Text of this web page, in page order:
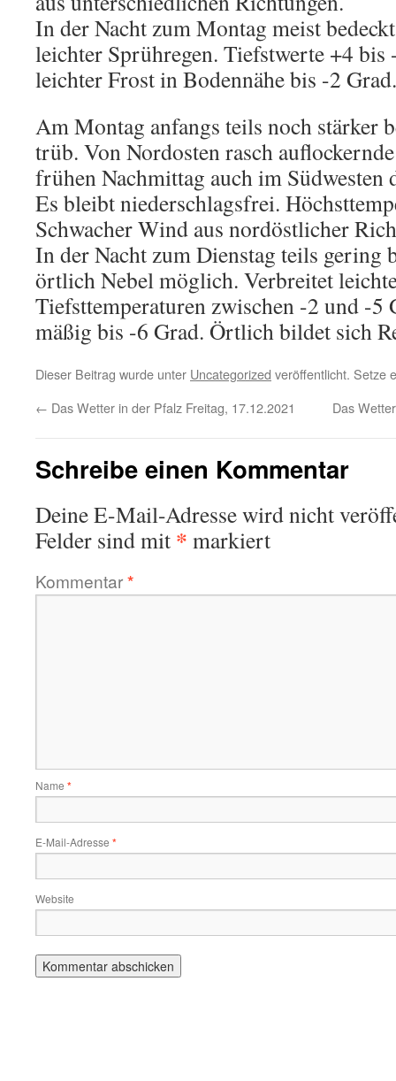
In der Nacht zum Montag meist
leichter Sprühregen. Tiefstwerte +4 bis
leichter Frost in Bodennähe bis -2
Am Montag anfangs teils noch stärker
trüb. Von Nordosten rasch
frühen Nachmittag auch im Südwesten
Es bleibt niederschlagsfrei.
Schwacher Wind aus nordöstlicher
In der Nacht zum Dienstag teils gering
örtlich Nebel möglich. Verbreitet
Tiefsttemperaturen zwischen -2 und -5
mäßig bis -6 Grad. Örtlich bildet sich
Dieser Beitrag wurde unter Uncategorized veröffentlicht. Setze
← Das Wetter in der Pfalz Freitag, 17.12.2021 Das
Schreibe einen Kommentar
Deine E-Mail-Adresse wird nicht
Felder sind mit * markiert
Kommentar*
Name *
E-Mail-Adresse *
Website